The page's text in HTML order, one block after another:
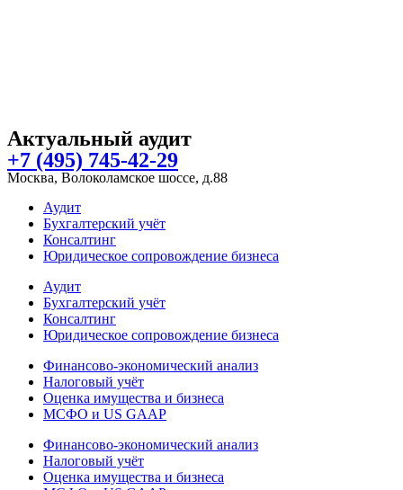
Актуальный аудит
+7 (495) 745-42-29
Москва, Волоколамское шоссе, д.88
Аудит
Бухгалтерский учёт
Консалтинг
Юридическое сопровождение бизнеса
Аудит
Бухгалтерский учёт
Консалтинг
Юридическое сопровождение бизнеса
Финансово-экономический анализ
Налоговый учёт
Оценка имущества и бизнеса
МСФО и US GAAP
Финансово-экономический анализ
Налоговый учёт
Оценка имущества и бизнеса